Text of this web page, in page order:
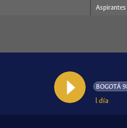
Aspirantes
AL AIRE: Cultura al día